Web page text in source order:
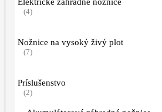
(4)
Nožnice na vysoký živý plot
(7)
Príslušenstvo
(2)